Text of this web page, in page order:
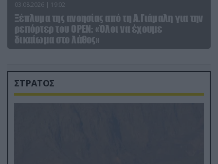
03.08.2026 | 19:02
Ξέπλυμα της ανοησίας από τη Α.Γιάμαλη για την
ρεπόρτερ του ΟΡΕΝ: «Όλοι να έχουμε
δικαίωμα στο λάθος»
ΣΤΡΑΤΟΣ